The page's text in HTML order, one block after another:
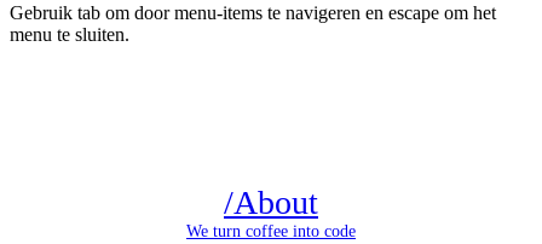
Gebruik tab om door menu-items te navigeren en escape om het
menu te sluiten.
/About
We turn coffee into code